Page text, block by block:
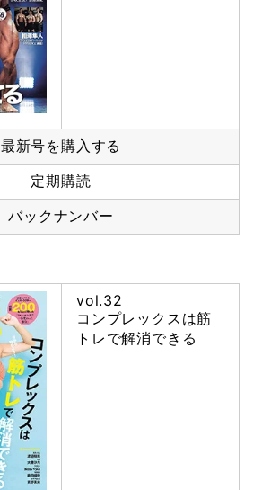
最新号を購入する
定期購読
バックナンバー
vol.32
コンプレックスは筋
トレで解消できる